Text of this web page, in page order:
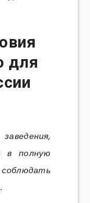
для
в полную